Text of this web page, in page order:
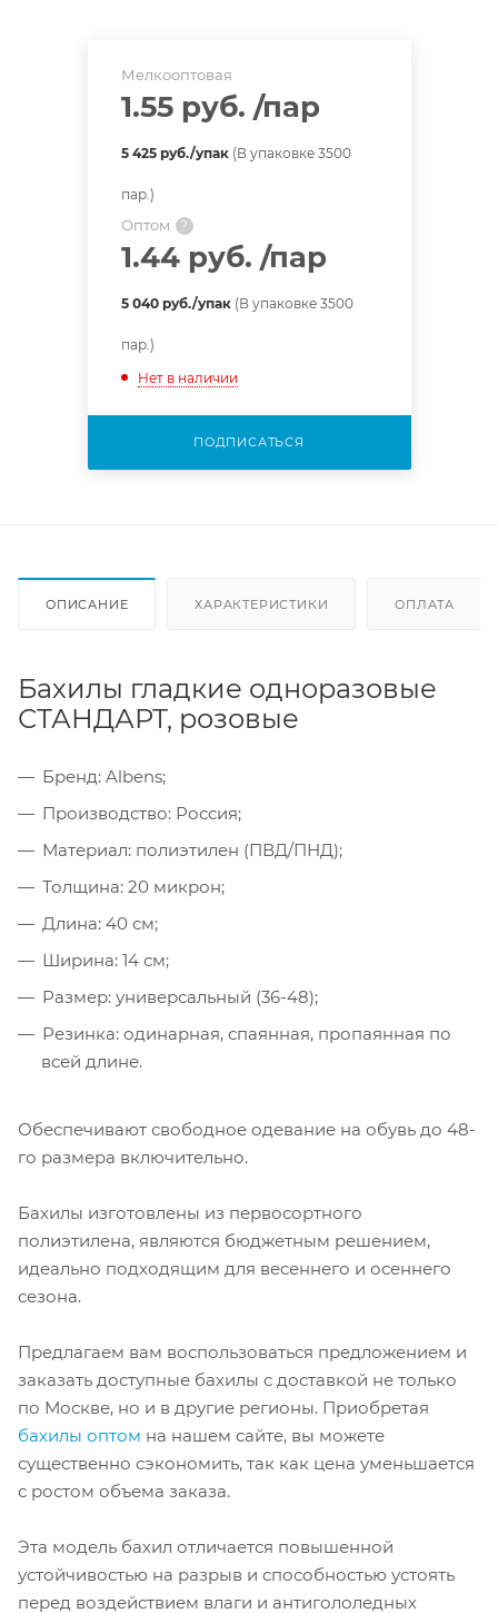
Мелкооптовая
1.55 руб. /пар
5 425 руб./упак(В упаковке 3500
пар.)
Оптом ?
1.44 руб. /пар
5 040 руб./упак(В упаковке 3500
пар.)
Нет в наличии
ПОДПИСАТЬСЯ
ОПИСАНИЕ ХАРАКТЕРИСТИКИ ОПЛАТА
Бахилы гладкие одноразовые
СТАНДАРТ, розовые
Бренд: Albens;
Производство: Россия;
Материал: полиэтилен (ПВД/ПНД);
Толщина: 20 микрон;
Длина: 40 см;
Ширина: 14 см;
Размер: универсальный (36-48);
Резинка: одинарная, спаянная, пропаянная по
всей длине.
Обеспечивают свободное одевание на обувь до 48-
го размера включительно.
Бахилы изготовлены из первосортного
полиэтилена, являются бюджетным решением,
идеально подходящим для весеннего и осеннего
сезона.
Предлагаем вам воспользоваться предложением и
заказать доступные бахилы с доставкой не только
по Москве, но и в другие регионы. Приобретая
бахилы оптом на нашем сайте, вы можете
существенно сэкономить, так как цена уменьшается
с ростом объема заказа.
Эта модель бахил отличается повышенной
устойчивостью на разрыв и способностью устоять
перед воздействием влаги и антигололедных